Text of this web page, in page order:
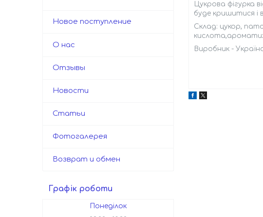
Цукрова фігурка
буде кришитися і
Склад: цукор,
Виробник -
Новое поступление
О нас
Отзывы
Новости
Статьи
Фотогалерея
Возврат и обмен
Графік роботи
Понеділок